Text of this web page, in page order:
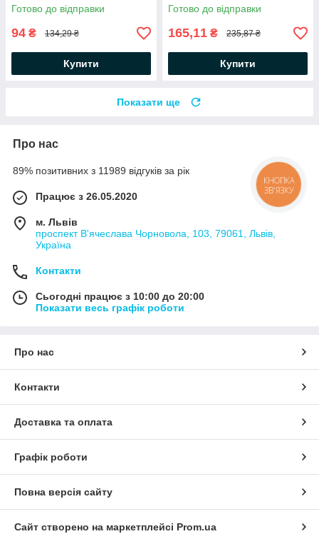
Дитячий планшет для
малювання
Готово до відправки
94 ₴ 134,29 ₴
Купити
Графічний планшет для
малювання
Готово до відправки
165,11 ₴ 235,87 ₴
Купити
Показати ще
Про нас
89% позитивних з 11989 відгуків за рік
Працює з 26.05.2020
м. Львів
проспект В'ячеслава Чорновола, 103, 79061, Львів,
Україна
Контакти
Сьогодні працює з 10:00 до 20:00
Показати весь графік роботи
Про нас
Контакти
Доставка та оплата
Графік роботи
Повна версія сайту
Сайт створено на маркетплейсі Prom.ua
КНОПКА
ЗВ'ЯЗКУ